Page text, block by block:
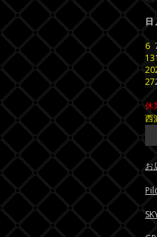
日
6
13
20
27
休
西
お